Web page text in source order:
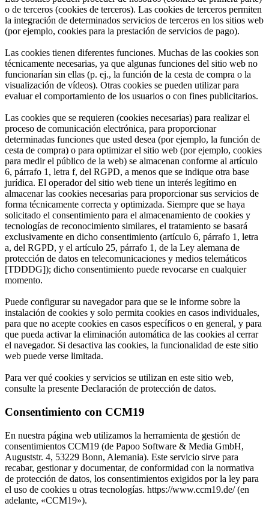
o de terceros (cookies de terceros). Las cookies de terceros permiten
la integración de determinados servicios de terceros en los sitios web
(por ejemplo, cookies para la prestación de servicios de pago).
Las cookies tienen diferentes funciones. Muchas de las cookies son
técnicamente necesarias, ya que algunas funciones del sitio web no
funcionarían sin ellas (p. ej., la función de la cesta de compra o la
visualización de vídeos). Otras cookies se pueden utilizar para
evaluar el comportamiento de los usuarios o con fines publicitarios.
Las cookies que se requieren (cookies necesarias) para realizar el
proceso de comunicación electrónica, para proporcionar
determinadas funciones que usted desea (por ejemplo, la función de
cesta de compra) o para optimizar el sitio web (por ejemplo, cookies
para medir el público de la web) se almacenan conforme al artículo
6, párrafo 1, letra f, del RGPD, a menos que se indique otra base
jurídica. El operador del sitio web tiene un interés legítimo en
almacenar las cookies necesarias para proporcionar sus servicios de
forma técnicamente correcta y optimizada. Siempre que se haya
solicitado el consentimiento para el almacenamiento de cookies y
tecnologías de reconocimiento similares, el tratamiento se basará
exclusivamente en dicho consentimiento (artículo 6, párrafo 1, letra
a, del RGPD, y el artículo 25, párrafo 1, de la Ley alemana de
protección de datos en telecomunicaciones y medios telemáticos
[TDDDG]); dicho consentimiento puede revocarse en cualquier
momento.
Puede configurar su navegador para que se le informe sobre la
instalación de cookies y solo permita cookies en casos individuales,
para que no acepte cookies en casos específicos o en general, y para
que pueda activar la eliminación automática de las cookies al cerrar
el navegador. Si desactiva las cookies, la funcionalidad de este sitio
web puede verse limitada.
Para ver qué cookies y servicios se utilizan en este sitio web,
consulte la presente Declaración de protección de datos.
Consentimiento con CCM19
En nuestra página web utilizamos la herramienta de gestión de
consentimientos CCM19 (de Papoo Software & Media GmbH,
Auguststr. 4, 53229 Bonn, Alemania). Este servicio sirve para
recabar, gestionar y documentar, de conformidad con la normativa
de protección de datos, los consentimientos exigidos por la ley para
el uso de cookies u otras tecnologías. https://www.ccm19.de/ (en
adelante, «CCM19»).